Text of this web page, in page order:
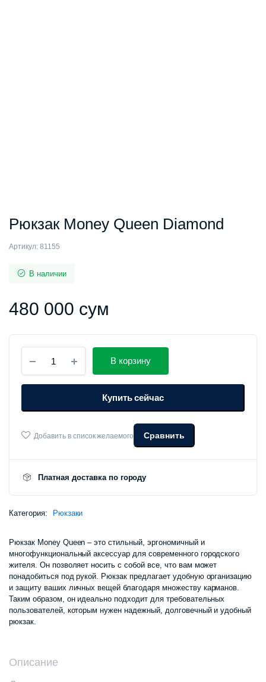
Рюкзак Money Queen Diamond
Артикул: 81155
В наличии
480 000 сум
Money
Queen
Diamond
В корзину
Купить сейчас
Добавить в список желаемого Сравнить
Платная доставка по городу
Категория: Рюкзаки
Рюкзак Money Queen – это стильный, эргономичный и
многофункциональный аксессуар для современного городского
жителя. Он позволяет носить с собой все, что вам может
понадобиться под рукой. Рюкзак предлагает удобную организацию
и защиту ваших личных вещей благодаря множеству карманов.
Таким образом, он идеально подходит для требовательных
пользователей, которым нужен надежный, долговечный и удобный
рюкзак.
Описание